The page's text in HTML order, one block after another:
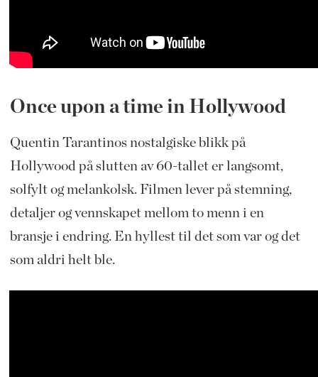
Once upon a time in Hollywood
Quentin Tarantinos nostalgiske blikk på
Hollywood på slutten av 60-tallet er langsomt,
solfylt og melankolsk. Filmen lever på stemning,
detaljer og vennskapet mellom to menn i en
bransje i endring. En hyllest til det som var og det
som aldri helt ble.